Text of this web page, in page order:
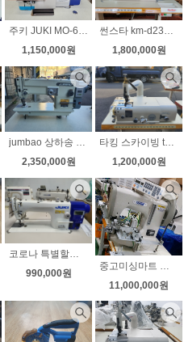
주키 JUKI MO-6814S 최신형 다이렉트 날라리(인타록) 정식수입제품 무료배송
1,150,000원
썬스타 km-d235 다이렉트 자동사절미싱 신형 한글판넬 국내생산 새제품
1,800,000원
2,350,000원
1,200,000원
코로나 특별할인 8월5대한정 초특가할인 주키 공업용 자동사절미싱 DDL-7000A-7 주키칠천이 주키7000 JUKI7000 고급 롤러노루발 2가지 증정 무료배송
990,000원
중고미싱마트 후물용 컴퓨터 그물미싱 두꺼운 그물체결미싱 기존의 그물미싱과 비교불과 두꺼운 실사용가능 자동실 사절기능
11,000,000원